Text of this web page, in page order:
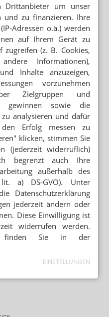
Drittanbieter um unser
und zu finanzieren. Ihre
Adressen o.ä.) werden
auf Ihrem Gerät zu
(z. B. Cookies,
Informationen),
Inhalte anzuzeigen,
vorzunehmen
Zielgruppen und
gewinnen sowie die
analysieren und dafür
Erfolg messen zu
klicken, stimmen Sie
(jederzeit widerruflich)
begrenzt auch Ihre
außerhalb des
a) DS-GVO). Unter
Datenschutzerklärung
jederzeit ändern oder
Diese Einwilligung ist
widerrufen werden.
finden Sie in der
EINSTELLUNGEN
Air Berlin lernen können
OTC-Packungen